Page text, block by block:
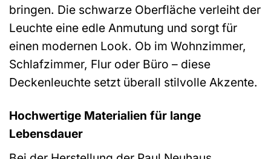
bringen. Die schwarze Oberfläche verleiht der
Leuchte eine edle Anmutung und sorgt für
einen modernen Look. Ob im Wohnzimmer,
Schlafzimmer, Flur oder Büro – diese
Deckenleuchte setzt überall stilvolle Akzente.
Hochwertige Materialien für lange
Lebensdauer